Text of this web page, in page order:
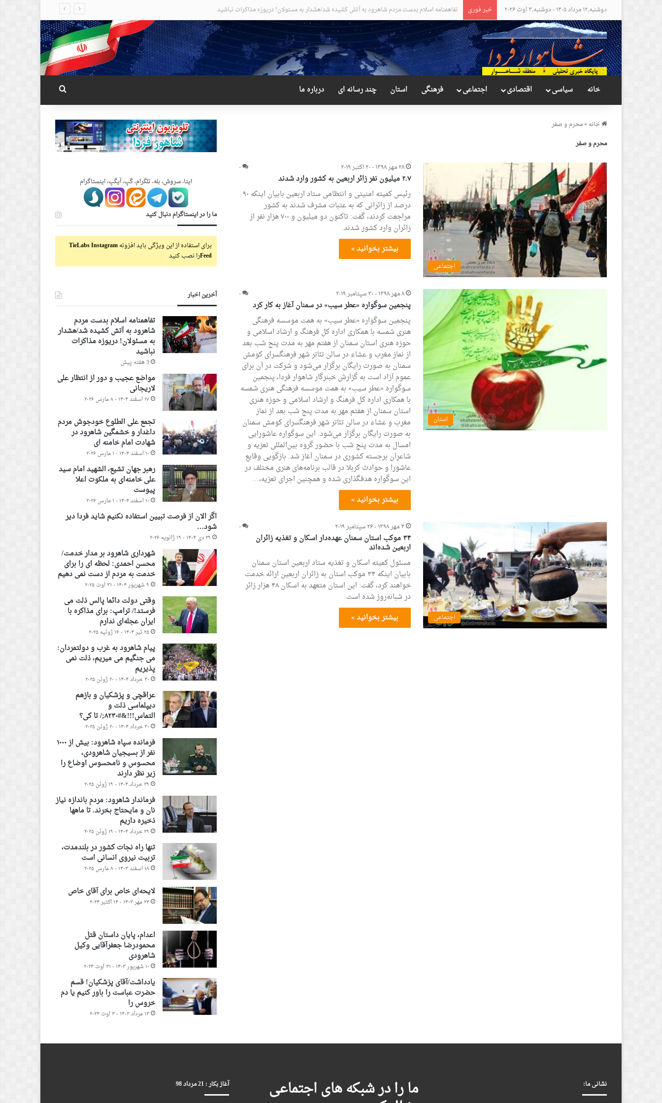
دوشنبه,۱۲ مرداد ۱۴۰۵ - دوشنبه,۳ اوت ۲۰۲۶ خبر فوری مواضع عجیب و دور از انتظار علی لاریجانی
خانه سیاسی اقتصادی اجتماعی فرهنگی استان چند رسانه ای درباره ما
خانه»محرم و صفر
محرم و صفر
اجتماعی
۲۸ مهر ۱۳۹۸ - ۲۰ اکتبر ۲۰۱۹ ۰
۲.۷ میلیون نفر زائر اربعین به کشور وارد شدند
رئیس کمیته امنیتی و انتظامی ستاد اربعین بابیان اینکه ۹۰
درصد از زائرانی که به عتبات مشرف شدند به کشور
مراجعت کردند، گفت: تاکنون دو میلیون و ۷۰۰ هزار نفر از
زائران وارد کشور شدند.
بیشتر بخوانید »
استان
۸ مهر ۱۳۹۸ - ۳۰ سپتامبر ۲۰۱۹ ۰
پنجمین سوگواره «عطر سیب» در سمنان آغاز به کار کرد
پنجمین سوگواره «عطر سیب» به همت موسسه فرهنگی
هنری شمسه با همکاری اداره کل فرهنگ و ارشاد اسلامی و
حوزه هنری استان سمنان از هفتم مهر به مدت پنج شب بعد
از نماز مغرب و عشاء در سالن تئاتر شهر فرهنگسرای کومش
سمنان به صورت رایگان برگزار می‌شود و شرکت در آن برای
عموم آزاد است به گزارش خبنرگار شاهوار فردا، پنجمین
سوگواره «عطر سیب» به همت موسسه فرهنگی هنری شمسه
با همکاری اداره کل فرهنگ و ارشاد اسلامی و حوزه هنری
استان سمنان از هفتم مهر به مدت پنج شب بعد از نماز
مغرب و عشاء در سالن تئاتر شهر فرهنگسرای کومش سمنان
به صورت رایگان برگزار می‌شود. این سوگواره عاشورایی
امسال به مدت پنج شب با حضور گروه بین‌المللی تعزیه و
شاعران برجسته کشوری در سمنان آغاز شد. بازگویی وقایع
عاشورا و حوادث کربلا در قالب برنامه‌های هنری مختلف در
این سوگواره هدفگذاری شده و همچنین اجرای تعزیه،…
بیشتر بخوانید »
اجتماعی
۴ مهر ۱۳۹۸ - ۲۶ سپتامبر ۲۰۱۹ ۰
۳۴ موکب استان سمنان عهده‌دار اسکان و تغذیه زائران
اربعین شده‌اند
مسئول کمیته اسکان و تغذیه ستاد اربعین استان سمنان
بابیان اینکه ۳۴ موکب استان به زائران اربعین ارائه خدمت
خواهند کرد، گفت: این استان متعهد به اسکان ۴۸ هزار زائر
در شبانه‌روز شده است.
بیشتر بخوانید »
ایتا، سروش، بله، تلگرام، گپ، آیگپ، اینستاگرام
ما را در اینستاگرام دنبال کنید
برای استفاده از این ویژگی باید افزونهTieLabs Instagram
Feedرا نصب کنید
آخرین اخبار
تفاهمنامه اسلام بدست مردم
شاهرود به آتش کشیده شد/هشدار
به مسئولان! دریوزه مذاکرات
نباشید
3 هفته پیش
مواضع عجیب و دور از انتظار علی
لاریجانی
۱۷ اسفند ۱۴۰۴ - ۸ مارس ۲۰۲۶
تجمع علی الطلوع خودجوش مردم
داغدار و خشمگین شاهرود در
شهادت امام خامنه ای
۱۰ اسفند ۱۴۰۴ - ۱ مارس ۲۰۲۶
رهبر جهان تشیع، الشهید امام سید
علی خامنه‌ای به ملکوت اعلا
پیوست
۱۰ اسفند ۱۴۰۴ - ۱ مارس ۲۰۲۶
اگر الان از فرصت تبیین استفاده نکنیم شاید فردا دیر
شود…
۲۹ دی ۱۴۰۴ - ۱۹ ژانویه ۲۰۲۶
شهرداری شاهرود بر مدار خدمت/
محسن احمدی: لحظه ای را برای
خدمت به مردم از دست نمی دهیم
۹ شهریور ۱۴۰۴ - ۳۱ اوت ۲۰۲۵
وقتی دولت دائما پالس ذلت می
فرستد!/ ترامپ: برای مذاکره با
ایران عجله‌ای ندارم
۲۵ تیر ۱۴۰۴ - ۱۶ ژوئیه ۲۰۲۵
پیام شاهرود به غرب و دولتمردان:
می جنگیم می میریم، ذلت نمی
پذیریم
۳۰ خرداد ۱۴۰۴ - ۲۰ ژوئن ۲۰۲۵
عراقچی و پزشکیان و بازهم
دیپلماسی ذلت و
التماس!!!&#۸۲۳۰;/ تا کی؟
۳۰ خرداد ۱۴۰۴ - ۲۰ ژوئن ۲۰۲۵
فرمانده سپاه شاهرود: بیش از ۱۰۰۰
نفر از بسیجیان شاهرودی،
محسوس و نامحسوس اوضاع را
زیر نظر دارند
۲۹ خرداد ۱۴۰۴ - ۱۹ ژوئن ۲۰۲۵
فرماندار شاهرود: مردم باندازه نیاز
نان و مایحتاج بخرند. تا ماهها
ذخیره داریم
۲۹ خرداد ۱۴۰۴ - ۱۹ ژوئن ۲۰۲۵
تنها راه نجات کشور در بلندمدت،
تربیت نیروی انسانی است
۱۸ اسفند ۱۴۰۳ - ۸ مارس ۲۰۲۵
لایحه‌ای خاص برای آقای خاص
۲۳ مهر ۱۴۰۳ - ۱۴ اکتبر ۲۰۲۴
اعدام، پایان داستان قتل
محمودرضا جعفرآقایی وکیل
شاهرودی
۱۰ شهریور ۱۴۰۳ - ۳۱ اوت ۲۰۲۴
یادداشت/آقای پزشکیان! قسم
حضرت عباست را باور کنیم یا دم
خروس را
۱۳ مرداد ۱۴۰۳ - ۳ اوت ۲۰۲۴
نشانی ما: ما را در شبکه های اجتماعی آغاز بکار : 21 مرداد 98